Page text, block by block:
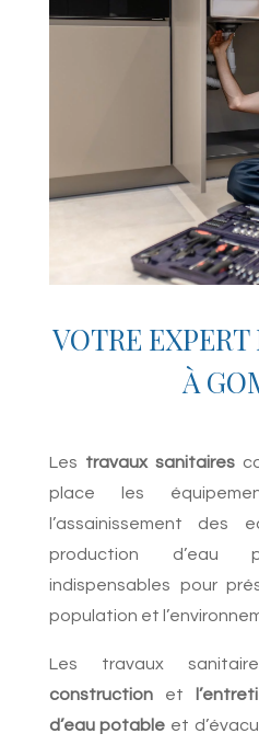
VOTRE
À
Les travaux sanitaires
place les
l’assainissement
production d’eau
indispensables pour
population et
Les travaux
constructionet
d’eau potable et